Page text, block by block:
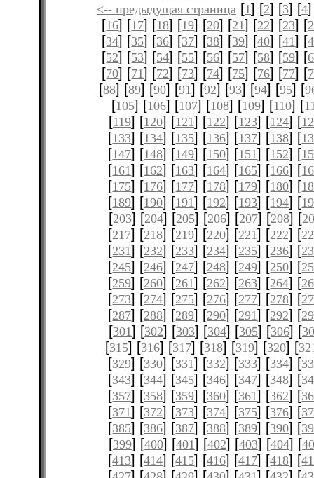
<-- предыдущая страница [1] [2] [3] [4
[16] [17] [18] [19] [20] [21] [22] [23] [
[34] [35] [36] [37] [38] [39] [40] [41] [
[52] [53] [54] [55] [56] [57] [58] [59] [
[70] [71] [72] [73] [74] [75] [76] [77] [
[88] [89] [90] [91] [92] [93] [94] [95] [
[105] [106] [107] [108] [109] [110] [
[119] [120] [121] [122] [123] [124] [
[133] [134] [135] [136] [137] [138] [
[147] [148] [149] [150] [151] [152] [
[161] [162] [163] [164] [165] [166] [
[175] [176] [177] [178] [179] [180] [
[189] [190] [191] [192] [193] [194] [
[203] [204] [205] [206] [207] [208] [
[217] [218] [219] [220] [221] [222] [
[231] [232] [233] [234] [235] [236] [
[245] [246] [247] [248] [249] [250] [
[259] [260] [261] [262] [263] [264] [
[273] [274] [275] [276] [277] [278] [
[287] [288] [289] [290] [291] [292] [
[301] [302] [303] [304] [305] [306] [
[315] [316] [317] [318] [319] [320] [
[329] [330] [331] [332] [333] [334] [
[343] [344] [345] [346] [347] [348] [
[357] [358] [359] [360] [361] [362] [
[371] [372] [373] [374] [375] [376] [
[385] [386] [387] [388] [389] [390] [
[399] [400] [401] [402] [403] [404] [
[413] [414] [415] [416] [417] [418] [